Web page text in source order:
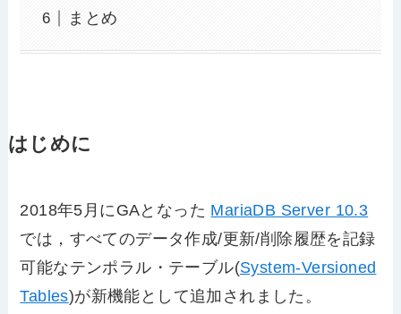
まとめ
はじめに
2018年5月にGAとなった MariaDB Server 10.3
では，すべてのデータ作成/更新/削除履歴を記録
可能なテンポラル・テーブル(System-Versioned
Tables)が新機能として追加されました。